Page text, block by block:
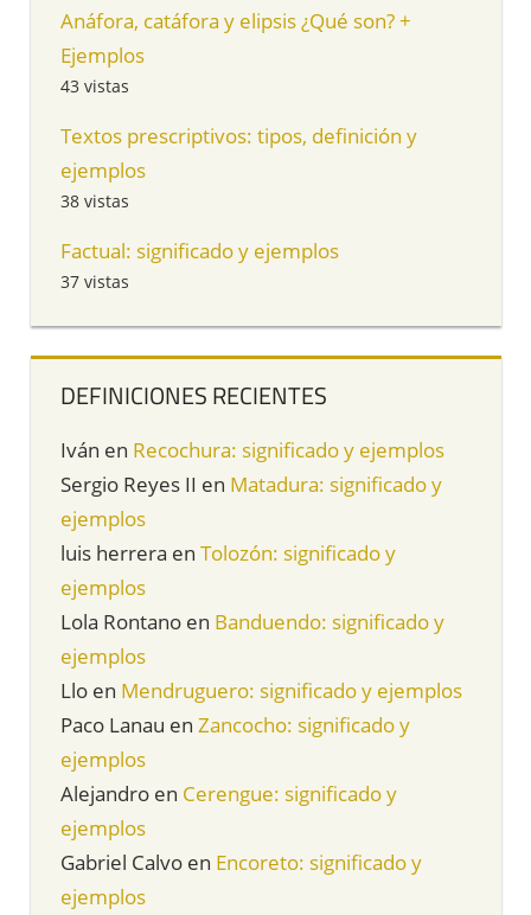
Anáfora, catáfora y elipsis ¿Qué son? +
Ejemplos
43 vistas
Textos prescriptivos: tipos, definición y
ejemplos
38 vistas
Factual: significado y ejemplos
37 vistas
DEFINICIONES RECIENTES
Iván en Recochura: significado y ejemplos
Sergio Reyes II en Matadura: significado y
ejemplos
luis herrera en Tolozón: significado y
ejemplos
Lola Rontano en Banduendo: significado y
ejemplos
Llo en Mendruguero: significado y ejemplos
Paco Lanau en Zancocho: significado y
ejemplos
Alejandro en Cerengue: significado y
ejemplos
Gabriel Calvo en Encoreto: significado y
ejemplos